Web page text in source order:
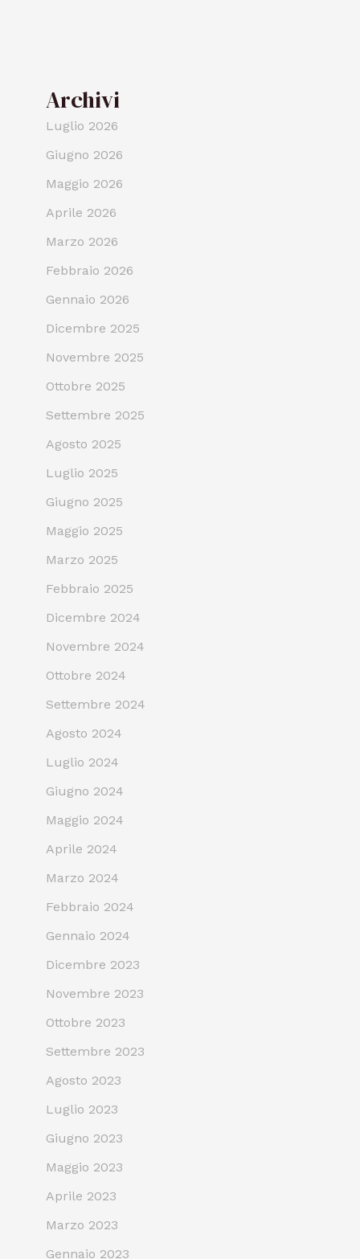
Archivi
Luglio 2026
Giugno 2026
Maggio 2026
Aprile 2026
Marzo 2026
Febbraio 2026
Gennaio 2026
Dicembre 2025
Novembre 2025
Ottobre 2025
Settembre 2025
Agosto 2025
Luglio 2025
Giugno 2025
Maggio 2025
Marzo 2025
Febbraio 2025
Dicembre 2024
Novembre 2024
Ottobre 2024
Settembre 2024
Agosto 2024
Luglio 2024
Giugno 2024
Maggio 2024
Aprile 2024
Marzo 2024
Febbraio 2024
Gennaio 2024
Dicembre 2023
Novembre 2023
Ottobre 2023
Settembre 2023
Agosto 2023
Luglio 2023
Giugno 2023
Maggio 2023
Aprile 2023
Marzo 2023
Gennaio 2023